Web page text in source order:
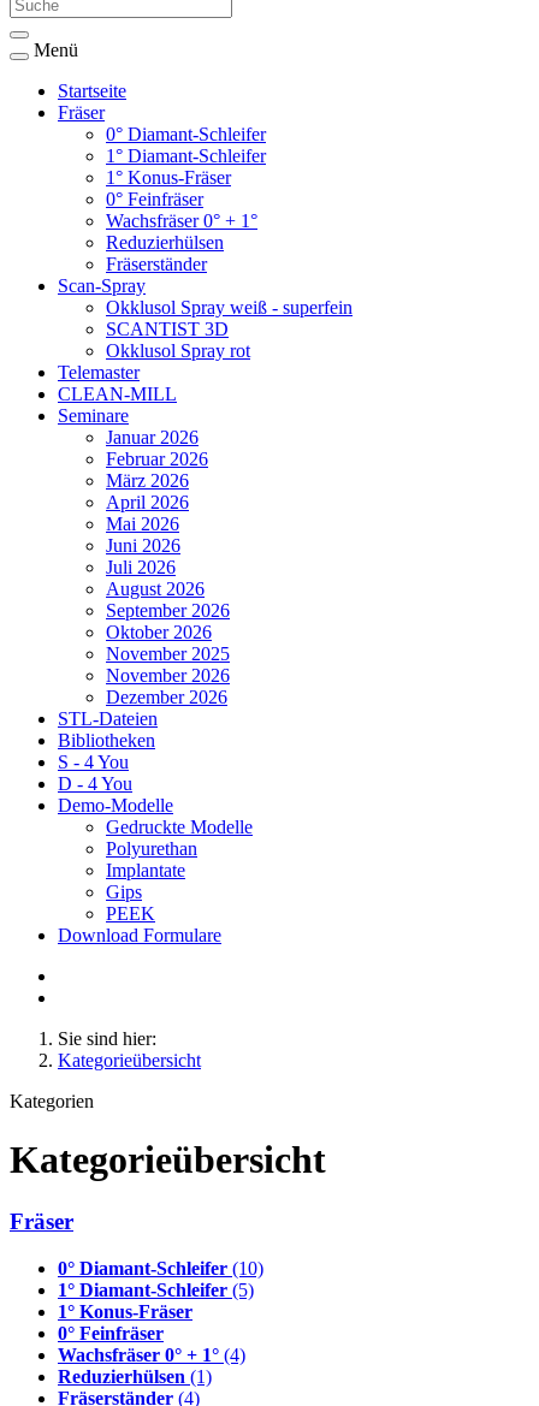
Menü
Startseite
Fräser
0° Diamant-Schleifer
1° Diamant-Schleifer
1° Konus-Fräser
0° Feinfräser
Wachsfräser 0° + 1°
Reduzierhülsen
Fräserständer
Scan-Spray
Okklusol Spray weiß - superfein
SCANTIST 3D
Okklusol Spray rot
Telemaster
CLEAN-MILL
Seminare
Januar 2026
Februar 2026
März 2026
April 2026
Mai 2026
Juni 2026
Juli 2026
August 2026
September 2026
Oktober 2026
November 2025
November 2026
Dezember 2026
STL-Dateien
Bibliotheken
S - 4 You
D - 4 You
Demo-Modelle
Gedruckte Modelle
Polyurethan
Implantate
Gips
PEEK
Download Formulare
Sie sind hier:
Kategorieübersicht
Kategorien
Kategorieübersicht
Fräser
0° Diamant-Schleifer (10)
1° Diamant-Schleifer (5)
1° Konus-Fräser
0° Feinfräser
Wachsfräser 0° + 1° (4)
Reduzierhülsen (1)
Fräserständer (4)